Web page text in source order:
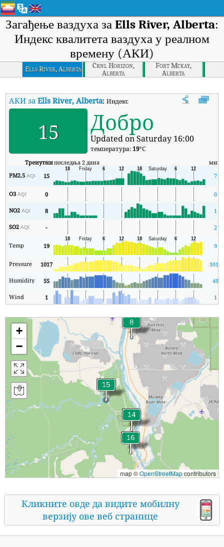
Загађење ваздуха за Ells River, Alberta:
Индекс квалитета ваздуха у реалном
времену (АКИ)
Ells River, Alberta
Crnl Horizon,
Alberta
Fort Mckay,
Alberta
АКИ заElls River, Alberta:Индекс квалитета ваздуха (АКИ)
15 Добро
Updated on Saturday 16:00
температура: 19°C
Тренутнипоследња 2 дана мин
PM2.5AQI 15 7
O3AQI 0 0
NO2AQI 8 1
SO2AQI - 2
Temp 19 9
Pressure 1017 1015
Humidity 55 49
Wind 1 1
+
−
map ©OpenStreetMapcontributors
Кликните овде да видите мобилну
верзију ове веб странице